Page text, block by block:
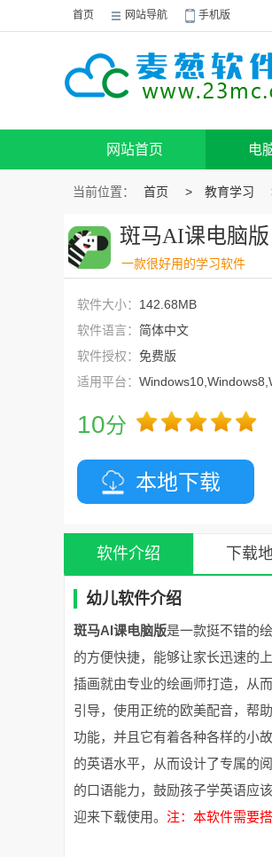
首页 网站导航 手机版
网站首页 电
当前位置： 首页 > 教育学习
斑马AI课电脑版
一款很好用的学习软件
软件大小： 142.68MB
软件语言： 简体中文
软件授权： 免费版
适用平台：
10分
本地下载
软件介绍 下载
幼儿软件介绍
斑马AI课电脑版是一款挺不错的
的方便快捷，能够让家长迅速的
插画就由专业的绘画师打造，从
引导，使用正统的欧美配音，帮
功能，并且它有着各种各样的小
的英语水平，从而设计了专属的
的口语能力，鼓励孩子学英语应
迎来下载使用。 注：本软件需要